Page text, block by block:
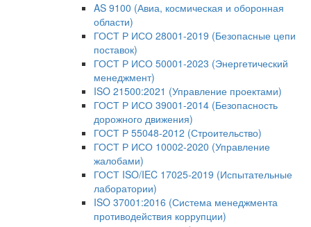
AS 9100 (Авиа, космическая и оборонная
области)
ГОСТ Р ИСО 28001-2019 (Безопасные цепи
поставок)
ГОСТ Р ИСО 50001-2023 (Энергетический
менеджмент)
ISO 21500:2021 (Управление проектами)
ГОСТ Р ИСО 39001-2014 (Безопасность
дорожного движения)
ГОСТ Р 55048-2012 (Строительство)
ГОСТ Р ИСО 10002-2020 (Управление
жалобами)
ГОСТ ISO/IEC 17025-2019 (Испытательные
лаборатории)
ISO 37001:2016 (Система менеджмента
противодействия коррупции)